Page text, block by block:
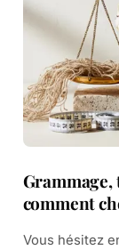
comment
Vous hésitez